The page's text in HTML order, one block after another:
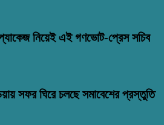
নিয়েই এই গণভোট-প্রেস সচিব
সফর ঘিরে চলছে সমাবেশের প্রস্তুতি